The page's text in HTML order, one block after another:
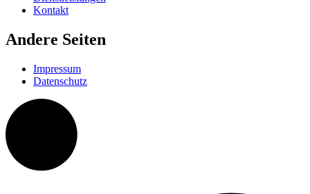
Kontakt
Andere Seiten
Impressum
Datenschutz